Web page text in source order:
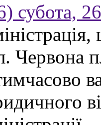
субота,
Червона